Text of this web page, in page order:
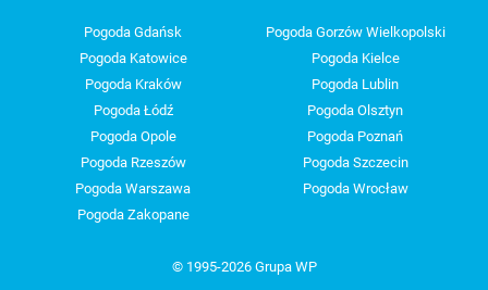
Pogoda Gdańsk
Pogoda Gorzów Wielkopolski
Pogoda Katowice
Pogoda Kielce
Pogoda Kraków
Pogoda Lublin
Pogoda Łódź
Pogoda Olsztyn
Pogoda Opole
Pogoda Poznań
Pogoda Rzeszów
Pogoda Szczecin
Pogoda Warszawa
Pogoda Wrocław
Pogoda Zakopane
© 1995-2026 Grupa WP